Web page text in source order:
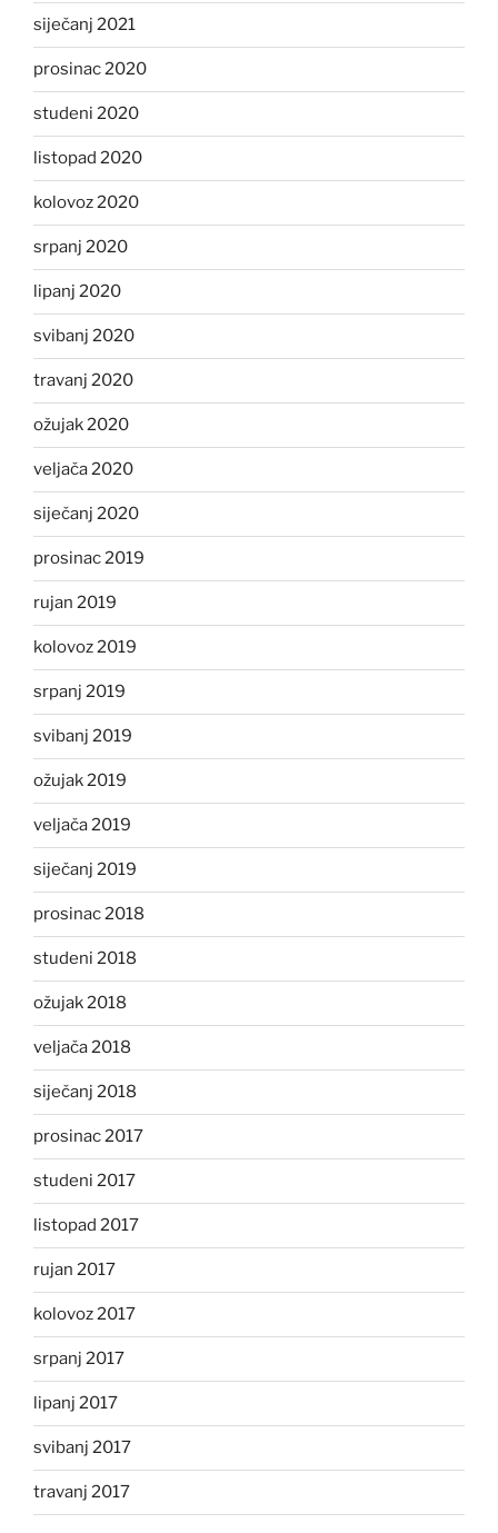
siječanj 2021
prosinac 2020
studeni 2020
listopad 2020
kolovoz 2020
srpanj 2020
lipanj 2020
svibanj 2020
travanj 2020
ožujak 2020
veljača 2020
siječanj 2020
prosinac 2019
rujan 2019
kolovoz 2019
srpanj 2019
svibanj 2019
ožujak 2019
veljača 2019
siječanj 2019
prosinac 2018
studeni 2018
ožujak 2018
veljača 2018
siječanj 2018
prosinac 2017
studeni 2017
listopad 2017
rujan 2017
kolovoz 2017
srpanj 2017
lipanj 2017
svibanj 2017
travanj 2017